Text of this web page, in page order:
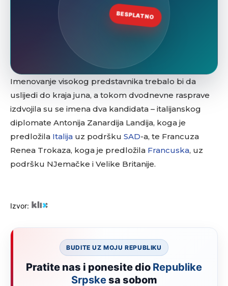
Imenovanje visokog predstavnika trebalo bi da
uslijedi do kraja juna, a tokom dvodnevne rasprave
izdvojila su se imena dva kandidata – italijanskog
diplomate Antonija Zanardija Landija, koga je
predložila Italija uz podršku SAD-a, te Francuza
Renea Trokaza, koga je predložila Francuska, uz
podršku NJemačke i Velike Britanije.
Izvor:
BUDITE UZ MOJU REPUBLIKU
Pratite nas i ponesite dio Republike
Srpskesa sobom